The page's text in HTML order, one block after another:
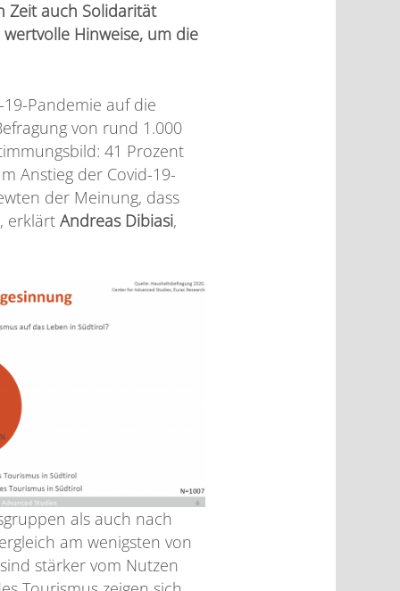
Zeit auch Solidarität
Hinweise, um die
Pandemie auf die
von rund 1.000
41 Prozent
Anstieg der Covid-19-
der Meinung, dass
erklärt Andreas Dibiasi,
als auch nach
am wenigsten von
stärker vom Nutzen